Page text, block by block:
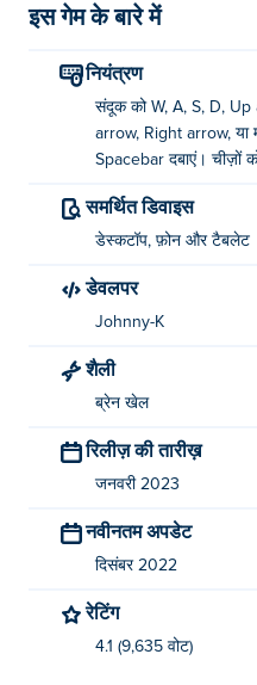
इस गेम के बारे में
नियंत्रण
संदूक को W, A, S, D,
arrow, Right arrow, या
Spacebar दबाएं। चीज़ों
समर्थित डिवाइस
डेस्कटॉप, फ़ोन और टैबलेट
डेवलपर
Johnny-K
शैली
ब्रेन खेल
रिलीज़ की तारीख़
जनवरी 2023
नवीनतम अपडेट
दिसंबर 2022
रेटिंग
4.1 (9,635 वोट)